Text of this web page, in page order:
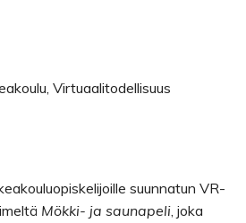
Virtuaalitodellisuus
suunnatun VR-
Mökki- ja saunapeli, joka